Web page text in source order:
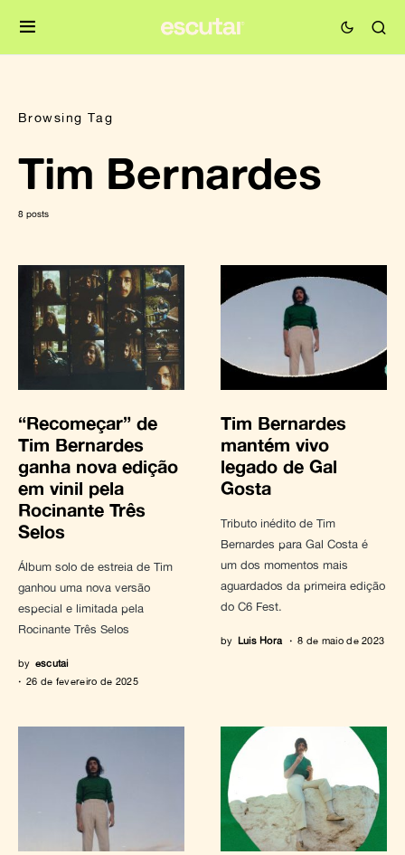
Browsing Tag
Tim Bernardes
8 posts
“Recomeçar” de
Tim Bernardes
ganha nova edição
em vinil pela
Rocinante Três
Selos
Álbum solo de estreia de Tim
ganhou uma nova versão
especial e limitada pela
Rocinante Três Selos
by escutai
26 de fevereiro de 2025
Tim Bernardes
mantém vivo
legado de Gal
Gosta
Tributo inédito de Tim
Bernardes para Gal Costa é
um dos momentos mais
aguardados da primeira edição
do C6 Fest.
by Luis Hora 8 de maio de 2023